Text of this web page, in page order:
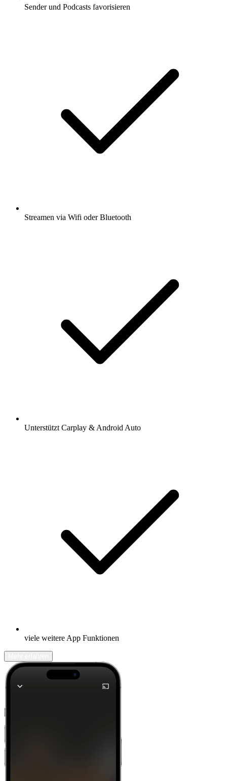
Sender und Podcasts favorisieren
Streamen via Wifi oder Bluetooth
Unterstützt Carplay & Android Auto
viele weitere App Funktionen